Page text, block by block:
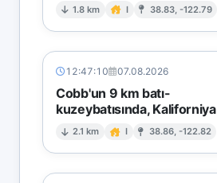
1.8 km I 38.83, -122.79
12:47:10 07.08.2026
Cobb'un 9 km batı-
kuzeybatısında, Kaliforniya
2.1 km I 38.86, -122.82